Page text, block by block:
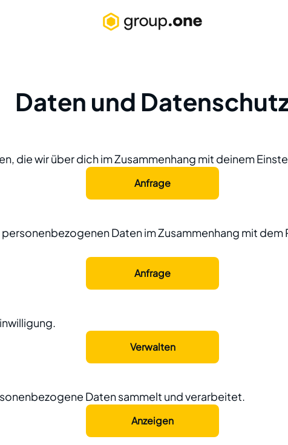
Daten und
die wir über dich im Zusammenhang mit deinem
Anfrage
Daten im Zusammenhang mit
Anfrage
Verwalten
Daten sammelt und verarbeitet.
Anzeigen